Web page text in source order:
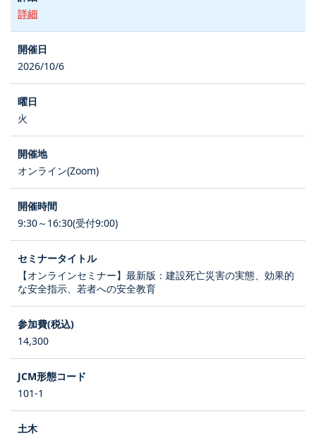
詳細
2026/10/6
火
オンライン(Zoom)
9:30～16:30(受付9:00)
【オンラインセミナー】最新版：建設死亡災害の実態、効果的
な安全指示、若者への安全教育
14,300
101-1